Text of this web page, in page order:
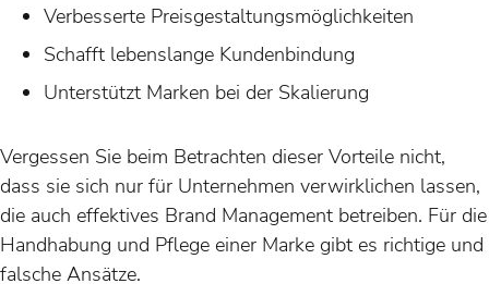
Verbesserte Preisgestaltungsmöglichkeiten
Schafft lebenslange Kundenbindung
Unterstützt Marken bei der Skalierung
Vergessen Sie beim Betrachten dieser Vorteile nicht,
dass sie sich nur für Unternehmen verwirklichen lassen,
die auch effektives Brand Management betreiben. Für die
Handhabung und Pflege einer Marke gibt es richtige und
falsche Ansätze.